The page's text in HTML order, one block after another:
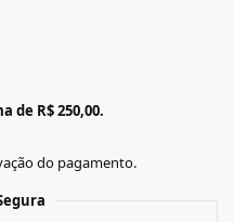
de R$ 250,00.
do pagamento.